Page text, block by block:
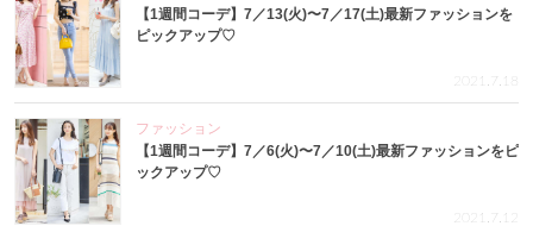
【1週間コーデ】7／13(火)〜7／17(土)最新ファッションを
ピックアップ♡
2021.7.18
ファッション
【1週間コーデ】7／6(火)〜7／10(土)最新ファッションをピ
ックアップ♡
2021.7.12